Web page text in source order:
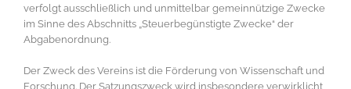
verfolgt ausschließlich und unmittelbar gemeinnützige Zwecke
im Sinne des Abschnitts „Steuerbegünstigte Zwecke“ der
Abgabenordnung.
Der Zweck des Vereins ist die Förderung von Wissenschaft und
Forschung. Der Satzungszweck wird insbesondere verwirklicht